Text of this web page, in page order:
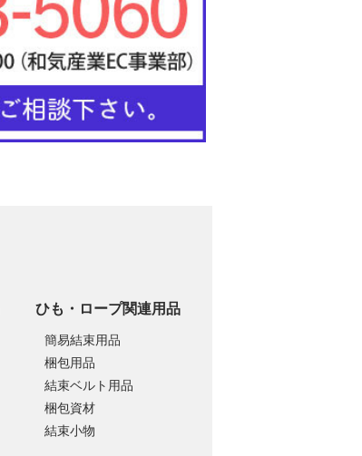
ひも・ロープ関連用品
簡易結束用品
梱包用品
結束ベルト用品
梱包資材
結束小物